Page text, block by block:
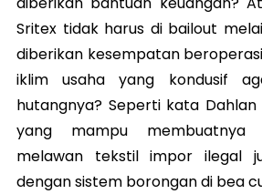
Sritex tidak harus di bailout
diberikan kesempatan
iklim usaha yang kondusif
hutangnya? Seperti kata Dahlan
yang mampu
melawan tekstil impor ilegal
dengan sistem borongan di bea